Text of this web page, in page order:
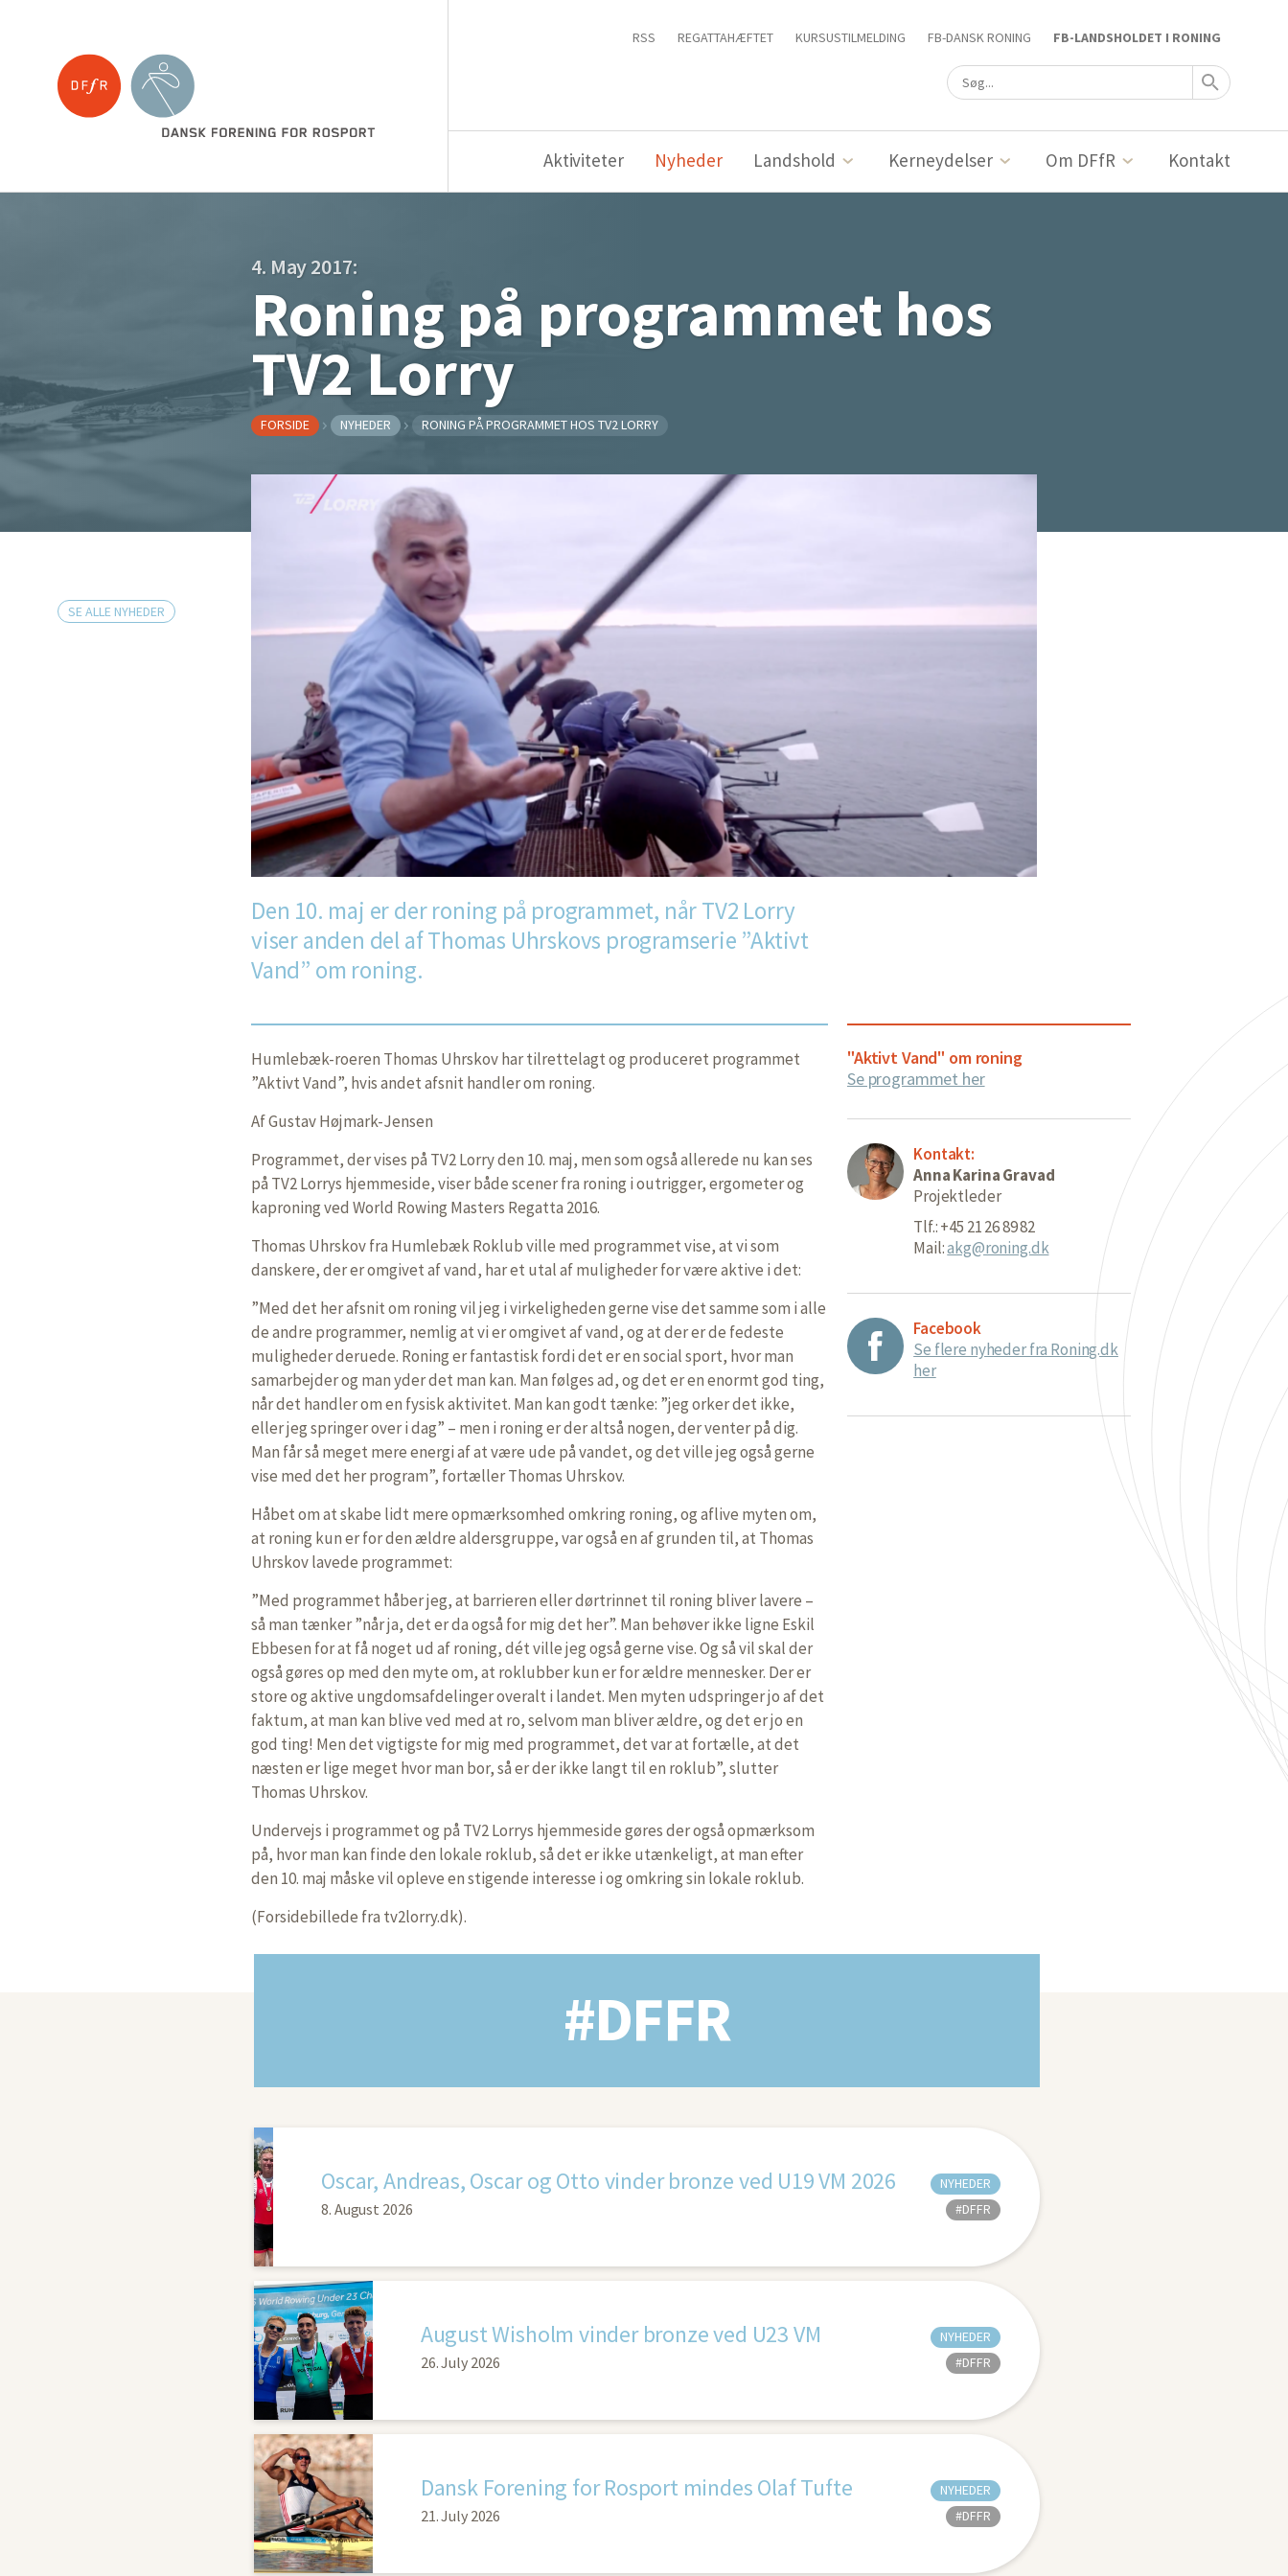
RSS REGATTAHÆFTET KURSUSTILMELDING FB-DANSK RONING FB-LANDSHOLDET I RONING
Aktiviteter Nyheder Landshold Kerneydelser Om DFfR Kontakt
4. May 2017:
Roning på programmet hos
TV2 Lorry
FORSIDE NYHEDER RONING PÅ PROGRAMMET HOS TV2 LORRY
SE ALLE NYHEDER
Den 10. maj er der roning på programmet, når TV2 Lorry
viser anden del af Thomas Uhrskovs programserie ”Aktivt
Vand” om roning.
Humlebæk-roeren Thomas Uhrskov har tilrettelagt og produceret programmet
”Aktivt Vand”, hvis andet afsnit handler om roning.
Af Gustav Højmark-Jensen
Programmet, der vises på TV2 Lorry den 10. maj, men som også allerede nu kan ses
på TV2 Lorrys hjemmeside, viser både scener fra roning i outrigger, ergometer og
kaproning ved World Rowing Masters Regatta 2016.
Thomas Uhrskov fra Humlebæk Roklub ville med programmet vise, at vi som
danskere, der er omgivet af vand, har et utal af muligheder for være aktive i det:
”Med det her afsnit om roning vil jeg i virkeligheden gerne vise det samme som i alle
de andre programmer, nemlig at vi er omgivet af vand, og at der er de fedeste
muligheder deruede. Roning er fantastisk fordi det er en social sport, hvor man
samarbejder og man yder det man kan. Man følges ad, og det er en enormt god ting,
når det handler om en fysisk aktivitet. Man kan godt tænke: ”jeg orker det ikke,
eller jeg springer over i dag” – men i roning er der altså nogen, der venter på dig.
Man får så meget mere energi af at være ude på vandet, og det ville jeg også gerne
vise med det her program”, fortæller Thomas Uhrskov.
Håbet om at skabe lidt mere opmærksomhed omkring roning, og aflive myten om,
at roning kun er for den ældre aldersgruppe, var også en af grunden til, at Thomas
Uhrskov lavede programmet:
”Med programmet håber jeg, at barrieren eller dørtrinnet til roning bliver lavere –
så man tænker ”når ja, det er da også for mig det her”. Man behøver ikke ligne Eskil
Ebbesen for at få noget ud af roning, dét ville jeg også gerne vise. Og så vil skal der
også gøres op med den myte om, at roklubber kun er for ældre mennesker. Der er
store og aktive ungdomsafdelinger overalt i landet. Men myten udspringer jo af det
faktum, at man kan blive ved med at ro, selvom man bliver ældre, og det er jo en
god ting! Men det vigtigste for mig med programmet, det var at fortælle, at det
næsten er lige meget hvor man bor, så er der ikke langt til en roklub”, slutter
Thomas Uhrskov.
Undervejs i programmet og på TV2 Lorrys hjemmeside gøres der også opmærksom
på, hvor man kan finde den lokale roklub, så det er ikke utænkeligt, at man efter
den 10. maj måske vil opleve en stigende interesse i og omkring sin lokale roklub.
(Forsidebillede fra tv2lorry.dk).
"Aktivt Vand" om roning
Se programmet her
Kontakt:
Anna Karina Gravad
Projektleder
Tlf.: +45 21 26 89 82
Mail:akg@roning.dk
Facebook
Se flere nyheder fra Roning.dk
her
#DFFR
Oscar, Andreas, Oscar og Otto vinder bronze ved U19 VM 2026
8. August 2026
NYHEDER
#DFFR
August Wisholm vinder bronze ved U23 VM
26. July 2026
NYHEDER
#DFFR
Dansk Forening for Rosport mindes Olaf Tufte
21. July 2026
NYHEDER
#DFFR